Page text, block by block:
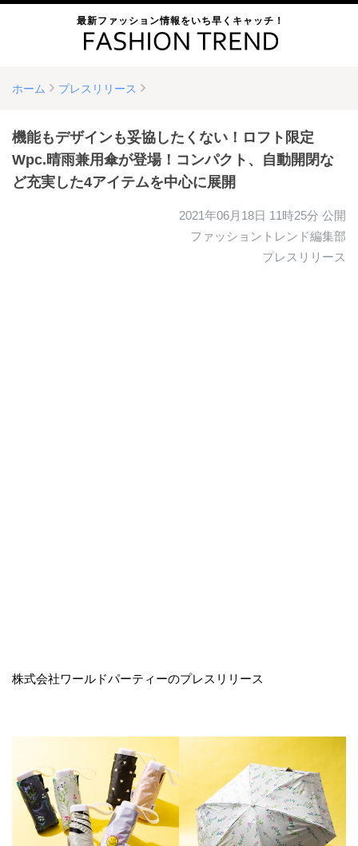
最新ファッション情報をいち早くキャッチ！
ホーム プレスリリース
機能もデザインも妥協したくない！ロフト限定
Wpc.晴雨兼用傘が登場！コンパクト、自動開閉な
ど充実した4アイテムを中心に展開
2021年06月18日 11時25分 公開
ファッショントレンド編集部
プレスリリース
株式会社ワールドパーティーのプレスリリース